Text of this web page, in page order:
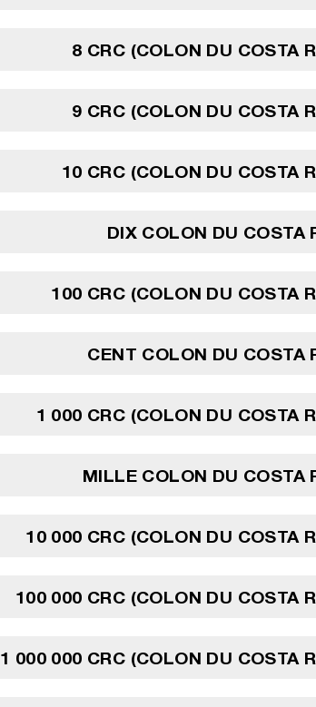
8 CRC (COLON DU COSTA
9 CRC (COLON DU COSTA
10 CRC (COLON DU COSTA
DIX COLON DU COSTA
100 CRC (COLON DU COSTA
CENT COLON DU COSTA
1 000 CRC (COLON DU COSTA
MILLE COLON DU COSTA
10 000 CRC (COLON DU COSTA
100 000 CRC (COLON DU COSTA
1 000 000 CRC (COLON DU COSTA